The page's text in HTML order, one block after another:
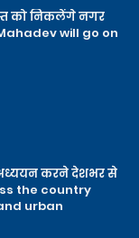
को निकलेंगे नगर
will go on
अध्ययन करने देशभर से
the country
urban